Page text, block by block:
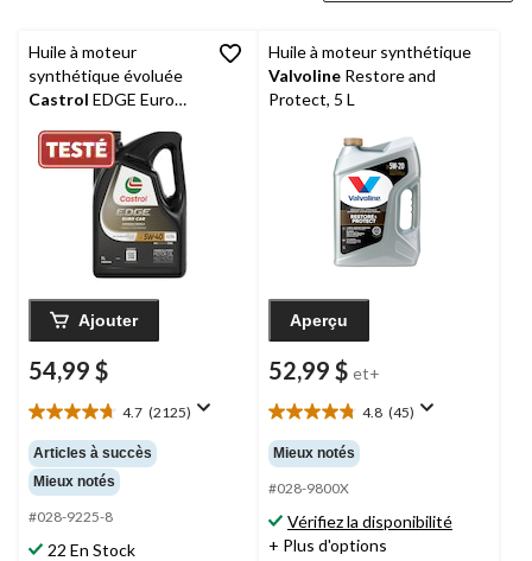
Huile à moteur
synthétique évoluée
Castrol EDGE Euro
Ajouter
54,99 $
4.7 (2125)
4.7
étoile(s)
sur
5.
2125
Articles à succès
Mieux notés
#028-9225-8
22 En Stock
Huile à moteur synthétique
Valvoline Restore and
Protect, 5 L
Aperçu
52,99 $ et+
4.8 (45)
4.8
étoile(s)
sur
5.
45
évaluations
Mieux notés
#028-9800X
Vérifiez la disponibilité
+ Plus d'options